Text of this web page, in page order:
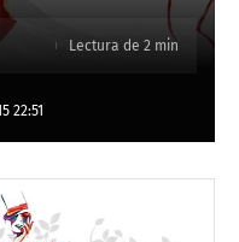
22:51
Lectura de 2 min